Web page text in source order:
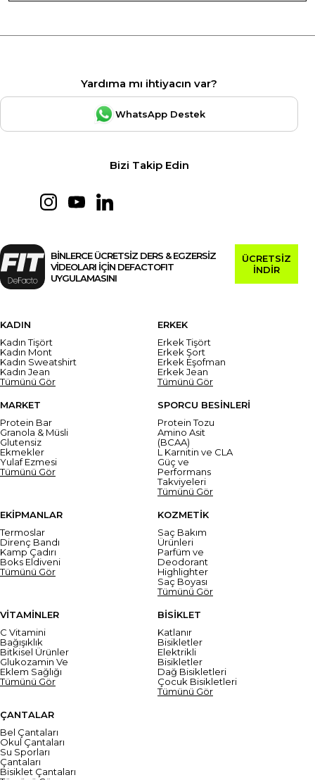
Yardıma mı ihtiyacın var?
WhatsApp Destek
Bizi Takip Edin
BİNLERCE ÜCRETSİZ DERS & EGZERSİZ
VİDEOLARI İÇİN DEFACTOFIT
UYGULAMASINI
ÜCRETSİZ
İNDİR
KADIN
Kadın Tişört
Kadın Mont
Kadın Sweatshirt
Kadın Jean
Tümünü Gör
ERKEK
Erkek Tişört
Erkek Şort
Erkek Eşofman
Erkek Jean
Tümünü Gör
MARKET
Protein Bar
Granola & Müsli
Glutensiz
Ekmekler
Yulaf Ezmesi
Tümünü Gör
SPORCU BESİNLERİ
Protein Tozu
Amino Asit
(BCAA)
L Karnitin ve CLA
Güç ve
Performans
Takviyeleri
Tümünü Gör
EKİPMANLAR
Termoslar
Direnç Bandı
Kamp Çadırı
Boks Eldiveni
Tümünü Gör
KOZMETİK
Saç Bakım
Ürünleri
Parfüm ve
Deodorant
Highlighter
Saç Boyası
Tümünü Gör
VİTAMİNLER
C Vitamini
Bağışıklık
Bitkisel Ürünler
Glukozamin Ve
Eklem Sağlığı
Tümünü Gör
BİSİKLET
Katlanır
Bisikletler
Elektrikli
Bisikletler
Dağ Bisikletleri
Çocuk Bisikletleri
Tümünü Gör
ÇANTALAR
Bel Çantaları
Okul Çantaları
Su Sporları
Çantaları
Bisiklet Çantaları